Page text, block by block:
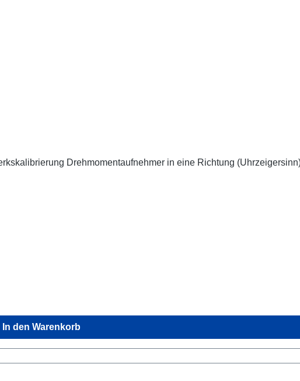
Drehmomentaufnehmer in eine Richtung
In den Warenkorb